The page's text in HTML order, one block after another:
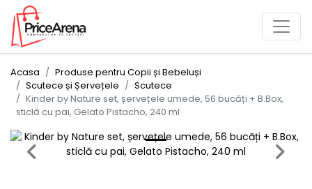
Acasa
Produse pentru Copii și Bebeluși
Scutece și Șervețele
Scutece
Kinder by Nature set, șervețele umede, 56 bucăți + B.Box,
sticlă cu pai, Gelato Pistacho, 240 ml
Previous Next